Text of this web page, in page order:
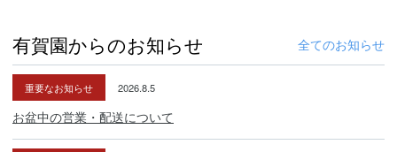
有賀園からのお知らせ 全てのお知らせ
重要なお知らせ 2026.8.5
お盆中の営業・配送について